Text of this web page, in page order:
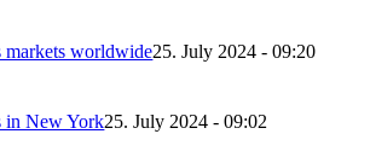
markets worldwide25. July 2024 - 09:20
in New York25. July 2024 - 09:02